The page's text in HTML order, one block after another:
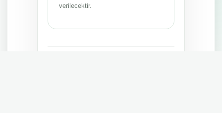
verilecektir.